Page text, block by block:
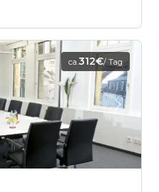
ca.312€/ Tag